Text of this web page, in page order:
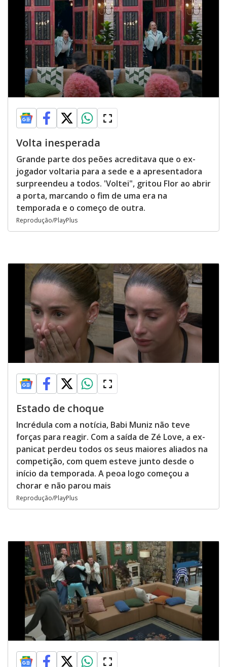
Volta inesperada
Grande parte dos peões acreditava que o ex-
jogador voltaria para a sede e a apresentadora
surpreendeu a todos. 'Voltei", gritou Flor ao abrir
a porta, marcando o fim de uma era na
temporada e o começo de outra.
Reprodução/PlayPlus
Estado de choque
Incrédula com a notícia, Babi Muniz não teve
forças para reagir. Com a saída de Zé Love, a ex-
panicat perdeu todos os seus maiores aliados na
competição, com quem esteve junto desde o
início da temporada. A peoa logo começou a
chorar e não parou mais
Reprodução/PlayPlus